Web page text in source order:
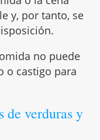
y, por tanto, se
no puede
o castigo para
de verduras y